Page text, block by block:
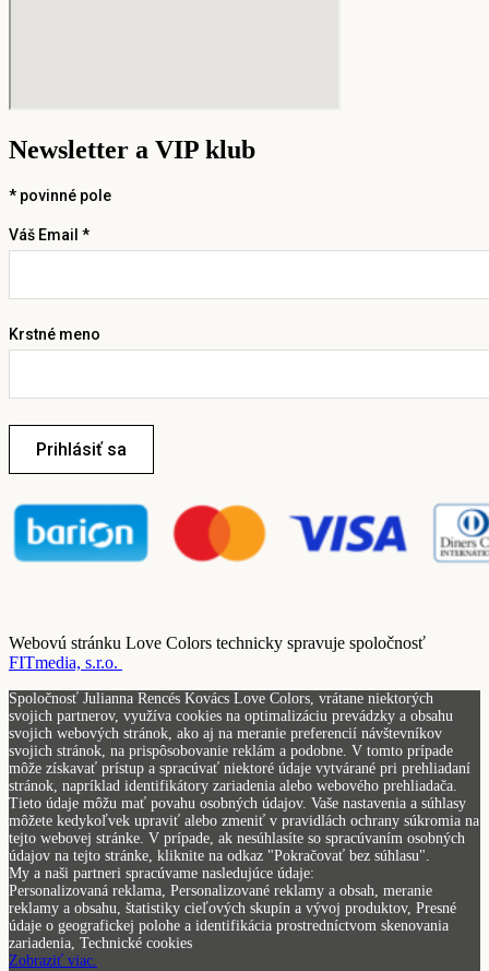
Newsletter a VIP klub
* povinné pole
Váš Email *
Krstné meno
Prihlásiť sa
Webovú stránku Love Colors technicky spravuje spoločnosť
FITmedia, s.r.o.
Spoločnosť Julianna Rencés Kovács Love Colors, vrátane niektorých
svojich partnerov, využíva cookies na optimalizáciu prevádzky a obsahu
svojich webových stránok, ako aj na meranie preferencií návštevníkov
svojich stránok, na prispôsobovanie reklám a podobne. V tomto prípade
môže získavať prístup a spracúvať niektoré údaje vytvárané pri prehliadaní
stránok, napríklad identifikátory zariadenia alebo webového prehliadača.
Tieto údaje môžu mať povahu osobných údajov. Vaše nastavenia a súhlasy
môžete kedykoľvek upraviť alebo zmeniť v pravidlách ochrany súkromia na
tejto webovej stránke. V prípade, ak nesúhlasíte so spracúvaním osobných
údajov na tejto stránke, kliknite na odkaz "Pokračovať bez súhlasu".
My a naši partneri spracúvame nasledujúce údaje:
Personalizovaná reklama, Personalizované reklamy a obsah, meranie
reklamy a obsahu, štatistiky cieľových skupín a vývoj produktov, Presné
údaje o geografickej polohe a identifikácia prostredníctvom skenovania
zariadenia, Technické cookies
Zobraziť viac.